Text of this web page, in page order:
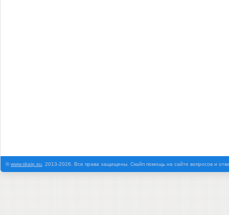
©www.skaip.su , 2013-2026. Все права защищены. Скайп помощь на сайте вопросов и